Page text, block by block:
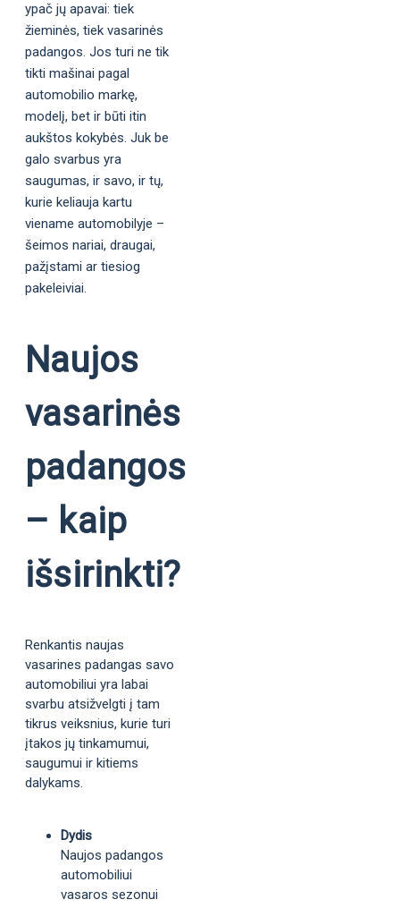
ypač jų apavai: tiek
žieminės, tiek vasarinės
padangos. Jos turi ne tik
tikti mašinai pagal
automobilio markę,
modelį, bet ir būti itin
aukštos kokybės. Juk be
galo svarbus yra
saugumas, ir savo, ir tų,
kurie keliauja kartu
viename automobilyje –
šeimos nariai, draugai,
pažįstami ar tiesiog
pakeleiviai.
Naujos
vasarinės
padangos
– kaip
išsirinkti?
Renkantis naujas
vasarines padangas savo
automobiliui yra labai
svarbu atsižvelgti į tam
tikrus veiksnius, kurie turi
įtakos jų tinkamumui,
saugumui ir kitiems
dalykams.
Dydis
Naujos padangos
automobiliui
vasaros sezonui